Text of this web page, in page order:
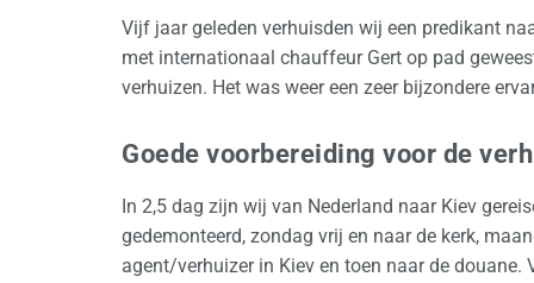
Vijf jaar geleden verhuisden wij een predikant
met internationaal chauffeur Gert op pad
verhuizen. Het was weer een zeer bijzondere
Goede voorbereiding voor de
In 2,5 dag zijn wij van Nederland naar Kiev
gedemonteerd, zondag vrij en naar de kerk,
agent/verhuizer in Kiev en toen naar de